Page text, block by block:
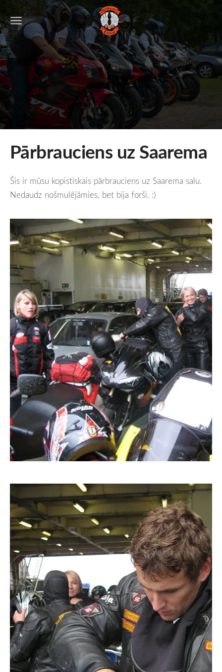
Pārbrauciens uz Saarema
Šis ir mūsu kopistiskais pārbrauciens uz Saarema salu.
Nedaudz nošmulējāmies, bet bija forši. :)